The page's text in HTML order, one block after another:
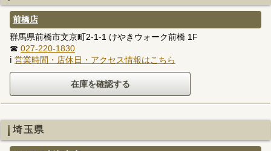
前橋店
群馬県前橋市文京町2-1-1 けやきウォーク前橋 1F
☎ 027-220-1830
ℹ 営業時間・店休日・アクセス情報はこちら
埼玉県